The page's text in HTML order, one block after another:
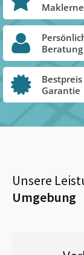
Beratung
Bestpreis
Garantie
Unsere
Umgebung